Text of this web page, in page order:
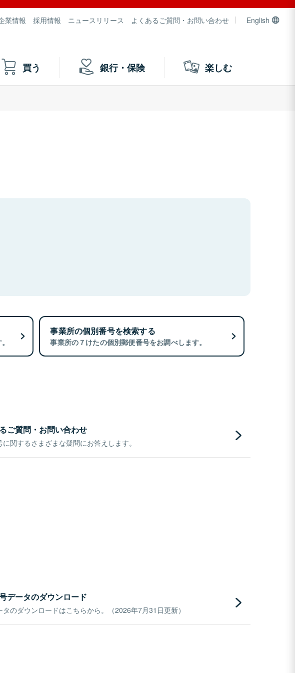
業情報 採用情報 ニュースリリース よくあるご質問・お問い合わせ English
買う 銀行・保険 楽しむ
事業所の個別番号を検索する
事業所の７けたの個別郵便番号をお調べします。
ご質問・お問い合わせ
に関するさまざまな疑問にお答えします。
データのダウンロード
タのダウンロードはこちらから。（2026年7月31日更新）